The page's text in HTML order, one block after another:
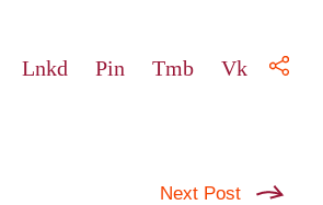
Lnkd Pin Tmb Vk
Next Post